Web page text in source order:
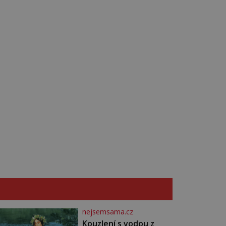
nejsemsama.cz
Kouzlení s vodou z